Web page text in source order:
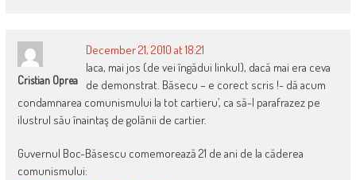
Cristian Oprea
December 21, 2010 at 18:21
Iaca, mai jos (de vei îngădui linkul), dacă mai era ceva
de demonstrat. Băsecu – e corect scris !- dă acum
condamnarea comunismului la tot cartieru’, ca să-l parafrazez pe
ilustrul său înaintaş de golănii de cartier.
Guvernul Boc-Băsescu comemorează 21 de ani de la căderea
comunismului: